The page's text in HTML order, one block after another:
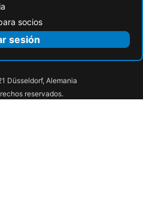
socios
sesión
Düsseldorf, Alemania
reservados.